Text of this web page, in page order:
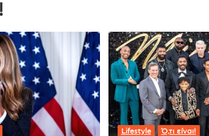
Lifestyle Ό,τι είναι!